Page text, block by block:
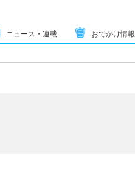
ニュース・連載 おでかけ情報